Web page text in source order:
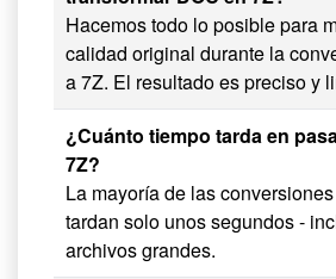
Hacemos todo lo posible para
calidad original durante la
a 7Z. El resultado es preciso y
¿Cuánto tiempo tarda en
7Z?
La mayoría de las
tardan solo unos segundos -
archivos grandes.